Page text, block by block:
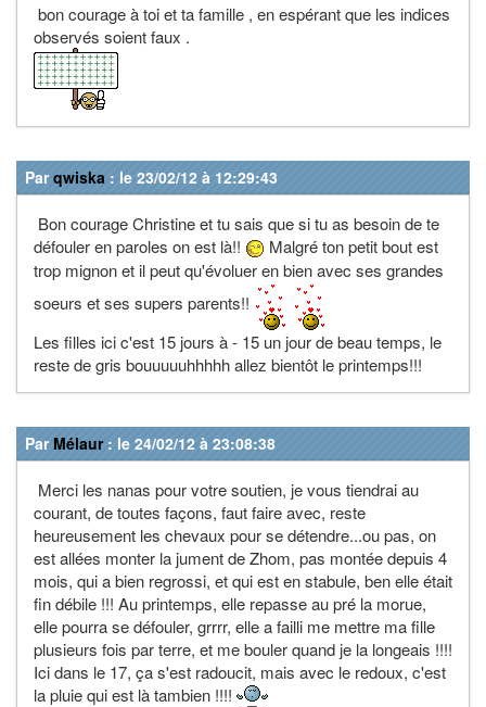
bon courage à toi et ta famille , en espérant que les indices
observés soient faux .
Parqwiska : le 23/02/12 à 12:29:43
Bon courage Christine et tu sais que si tu as besoin de te
défouler en paroles on est là!!
Malgré ton petit bout est
trop mignon et il peut qu'évoluer en bien avec ses grandes
soeurs et ses supers parents!!
Les filles ici c'est 15 jours à - 15 un jour de beau temps, le
reste de gris bouuuuuhhhhh allez bientôt le printemps!!!
Par Mélaur: le 24/02/12 à 23:08:38
Merci les nanas pour votre soutien, je vous tiendrai au
courant, de toutes façons, faut faire avec, reste
heureusement les chevaux pour se détendre...ou pas, on
est allées monter la jument de Zhom, pas montée depuis 4
mois, qui a bien regrossi, et qui est en stabule, ben elle était
fin débile !!! Au printemps, elle repasse au pré la morue,
elle pourra se défouler, grrrr, elle a failli me mettre ma fille
plusieurs fois par terre, et me bouler quand je la longeais !!!!
Ici dans le 17, ça s'est radoucit, mais avec le redoux, c'est
la pluie qui est là tambien !!!!